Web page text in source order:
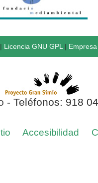
Licencia GNU GPL |
- Teléfonos: 918
Accesibilidad